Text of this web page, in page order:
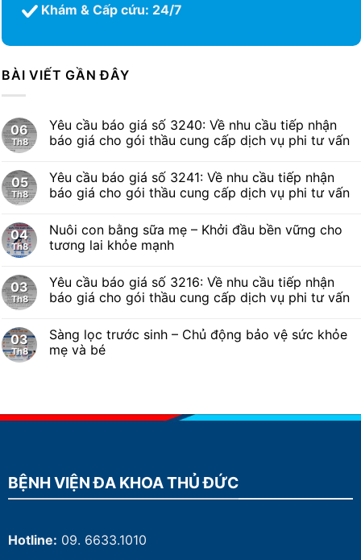
Khám & Cấp cứu: 24/7
BÀI VIẾT GẦN ĐÂY
06
Th8
Yêu cầu báo giá số 3240: Về nhu cầu tiếp nhận
báo giá cho gói thầu cung cấp dịch vụ phi tư vấn
05
Th8
Yêu cầu báo giá số 3241: Về nhu cầu tiếp nhận
báo giá cho gói thầu cung cấp dịch vụ phi tư vấn
04
Th8
Nuôi con bằng sữa mẹ – Khởi đầu bền vững cho
tương lai khỏe mạnh
03
Th8
Yêu cầu báo giá số 3216: Về nhu cầu tiếp nhận
báo giá cho gói thầu cung cấp dịch vụ phi tư vấn
03
Th8
Sàng lọc trước sinh – Chủ động bảo vệ sức khỏe
mẹ và bé
BỆNH VIỆN ĐA KHOA THỦ ĐỨC
Hotline: 09. 6633.1010